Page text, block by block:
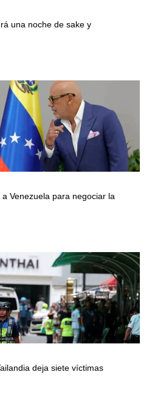
una noche de sake y
Venezuela para negociar la
deja siete víctimas